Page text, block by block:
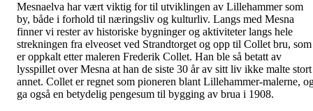
Mesnaelva har vært viktig for til utviklingen av Lillehammer som
by, både i forhold til næringsliv og kulturliv. Langs med Mesna
finner vi rester av historiske bygninger og aktiviteter langs hele
strekningen fra elveoset ved Strandtorget og opp til Collet bru, som
er oppkalt etter maleren Frederik Collet. Han ble så betatt av
lysspillet over Mesna at han de siste 30 år av sitt liv ikke malte stort
annet. Collet er regnet som pioneren blant Lillehammer-malerne,
ga også en betydelig pengesum til bygging av brua i 1908.